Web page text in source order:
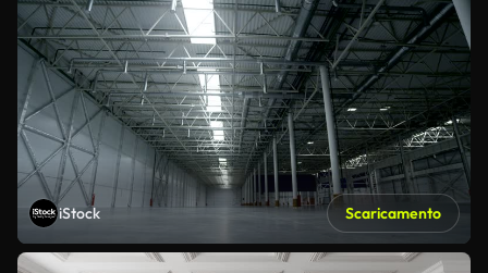
iStock Scaricamento